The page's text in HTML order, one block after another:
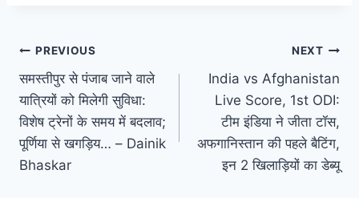
Post
navigation
PREVIOUS
समस्तीपुर से पंजाब जाने वाले
यात्रियों को मिलेगी सुविधा:
विशेष ट्रेनों के समय में बदलाव;
पूर्णिया से खगड़िय… – Dainik
Bhaskar
NEXT
India vs Afghanistan
Live Score, 1st ODI:
टीम इंडिया ने जीता टॉस,
अफगानिस्तान की पहले बैटिंग,
इन 2 खिलाड़ियों का डेब्यू